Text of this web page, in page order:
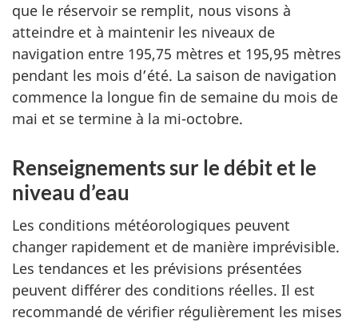
que le réservoir se remplit, nous visons à
atteindre et à maintenir les niveaux de
navigation entre 195,75 mètres et 195,95 mètres
pendant les mois d’été. La saison de navigation
commence la longue fin de semaine du mois de
mai et se termine à la mi-octobre.
Renseignements sur le débit et le
niveau d’eau
Les conditions météorologiques peuvent
changer rapidement et de manière imprévisible.
Les tendances et les prévisions présentées
peuvent différer des conditions réelles. Il est
recommandé de vérifier régulièrement les mises